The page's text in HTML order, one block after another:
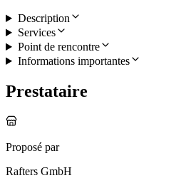
Description
Services
Point de rencontre
Informations importantes
Prestataire
Proposé par
Rafters GmbH